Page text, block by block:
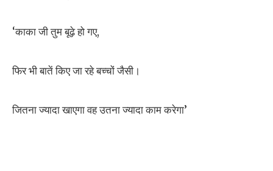
‘काका जी तुम बूढ़े हो गए,
फिर भी बातें किए जा रहे बच्चों जैसी।
जितना ज्यादा खाएगा वह उतना ज्यादा काम करेगा’